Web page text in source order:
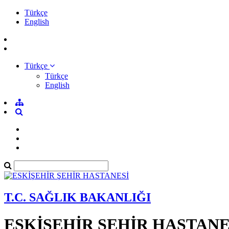
Türkçe
English
Türkçe
Türkçe
English
T.C. SAĞLIK BAKANLIĞI
ESKİŞEHİR ŞEHİR